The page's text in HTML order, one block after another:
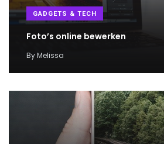
GADGETS & TECH
Foto’s online bewerken
ByMelissa